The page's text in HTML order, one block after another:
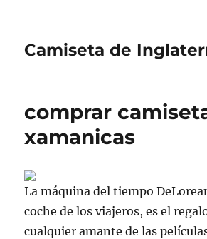
Camiseta de
comprar
xamanicas
La máquina del tiempo
coche de los viajeros, es el
cualquier amante de las